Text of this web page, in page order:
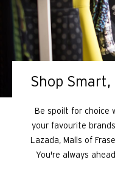
Shop
Be spoilt for choice
your favourite
Lazada, Malls of
You're always